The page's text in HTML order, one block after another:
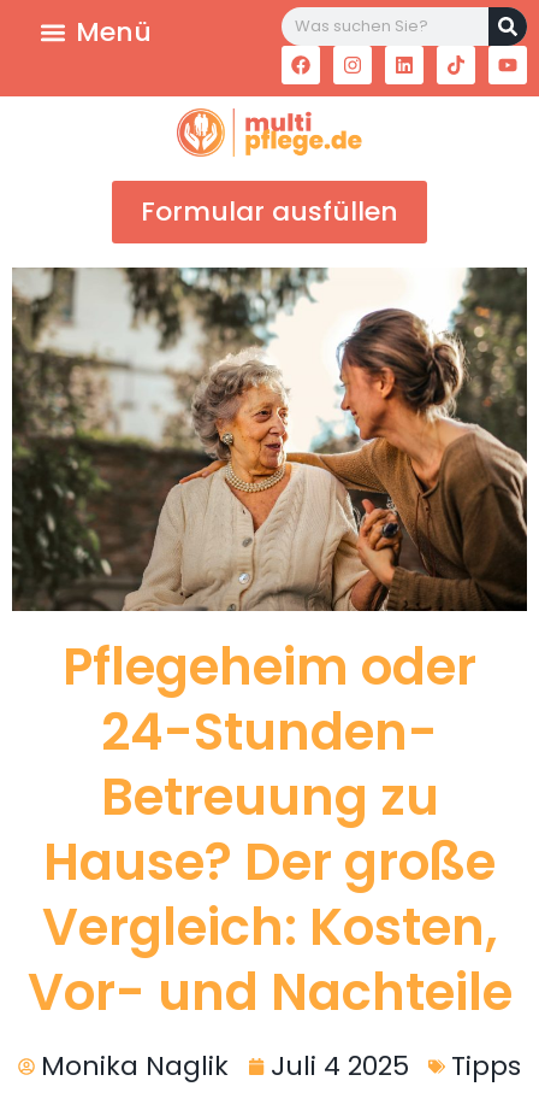
Formular ausfüllen
Pflegeheim oder
24-Stunden-
Betreuung zu
Hause? Der große
Vergleich: Kosten,
Vor- und Nachteile
Monika Naglik Juli 4 2025
Tipps